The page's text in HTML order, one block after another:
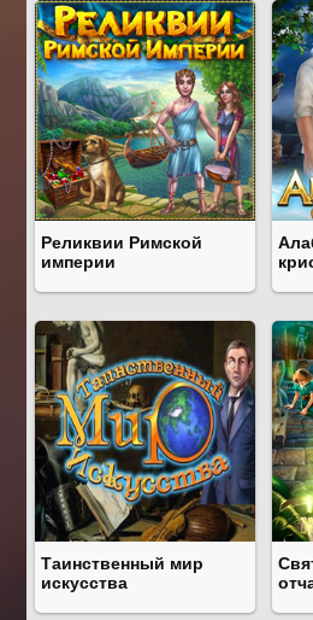
Реликвии Римской
империи
Таинственный мир
искусства